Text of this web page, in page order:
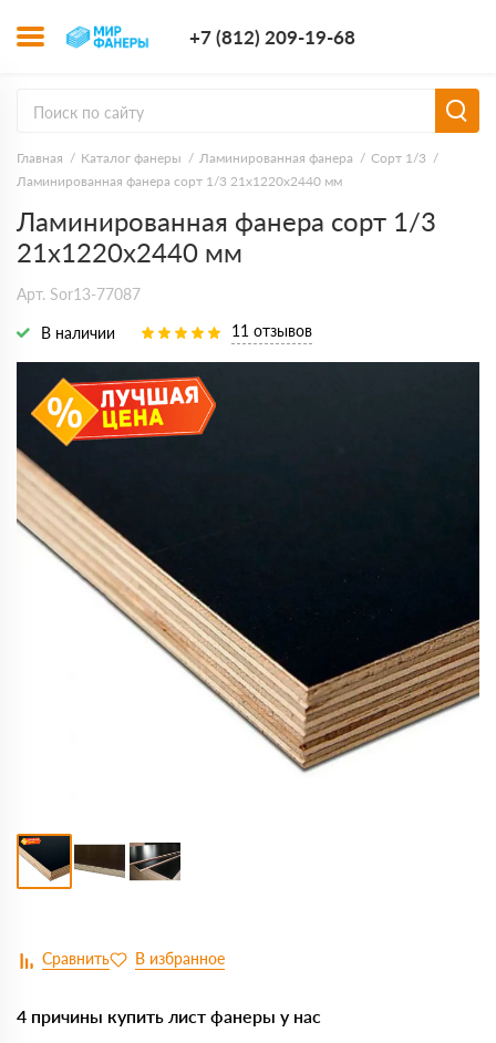
+7 (812) 209-19-68
Главная Каталог фанеры Ламинированная фанера
Сорт 1/3
Ламинированная фанера сорт 1/3 21х1220х2440 мм
Ламинированная фанера сорт 1/3
21х1220х2440 мм
Арт. Sor13-77087
В наличии 11 отзывов
4 причины купить лист фанеры у нас